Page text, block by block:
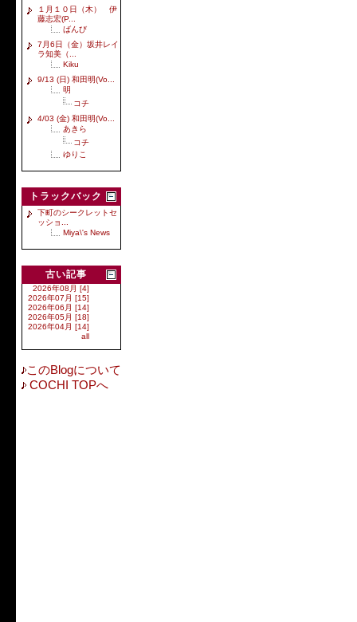
１月１０日（木） 伊
藤志宏(P...
ばんび
7月6日（金）坂井レイ
ラ知美（...
Kiku
9/13 (日) 和田明(Vo...
明
コチ
4/03 (金) 和田明(Vo...
あきら
コチ
ゆりこ
トラックバック
下町のシークレットセ
ッショ...
Miya\'s News
古い記事
2026年08月 [4]
2026年07月 [15]
2026年06月 [14]
2026年05月 [18]
2026年04月 [14]
all
このBlogについて
COCHI TOPへ